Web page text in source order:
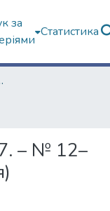
за
Статистика
– № 12–